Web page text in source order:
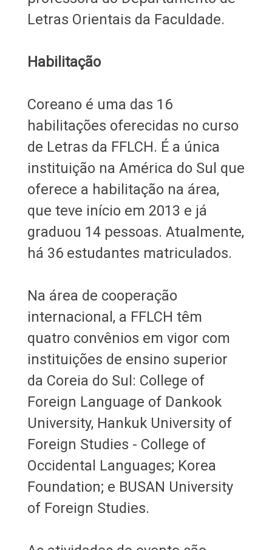
Letras Orientais da Faculdade.
Habilitação
Coreano é uma das 16
habilitações oferecidas no curso
de Letras da FFLCH. É a única
instituição na América do Sul que
oferece a habilitação na área,
que teve início em 2013 e já
graduou 14 pessoas. Atualmente,
há 36 estudantes matriculados.
Na área de cooperação
internacional, a FFLCH têm
quatro convênios em vigor com
instituições de ensino superior
da Coreia do Sul: College of
Foreign Language of Dankook
University, Hankuk University of
Foreign Studies - College of
Occidental Languages; Korea
Foundation; e BUSAN University
of Foreign Studies.